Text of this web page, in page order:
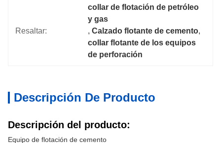
Resaltar:
collar de flotación de petróleo
y gas
, Calzado flotante de cemento,
collar flotante de los equipos
de perforación
Descripción De Producto
Descripción del producto:
Equipo de flotación de cemento